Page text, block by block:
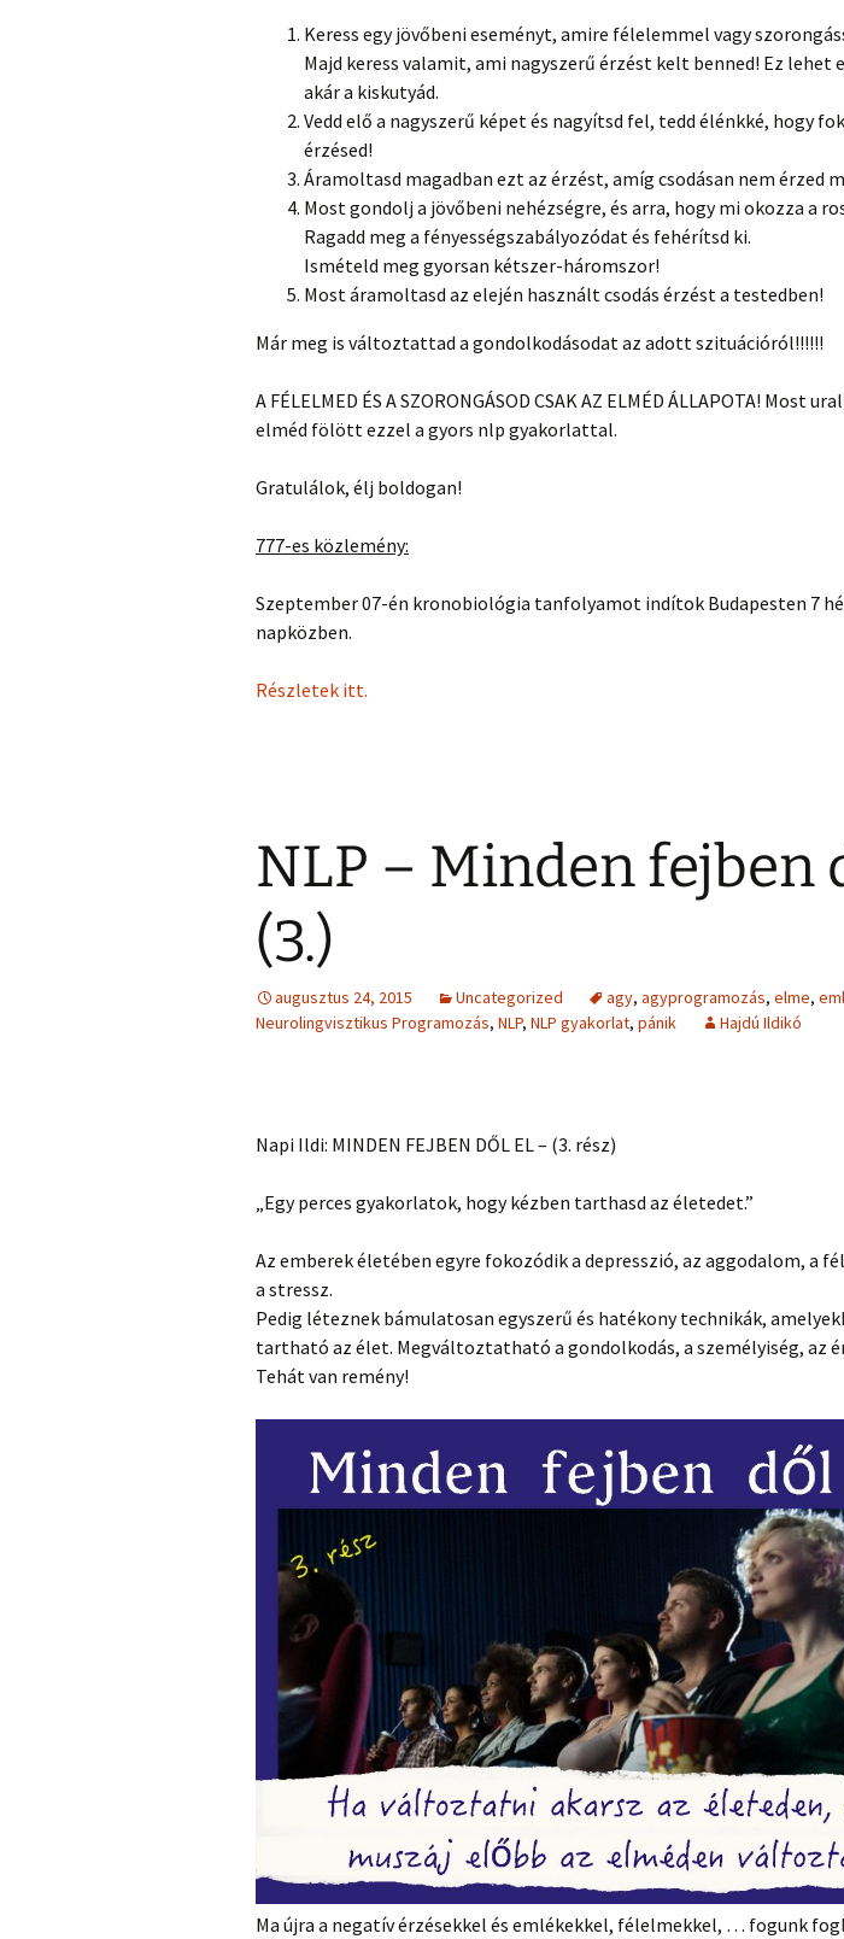
Keress egy jövőbeni eseményt, amire félelemmel vagy
Majd keress valamit, ami nagyszerű érzést kelt benned! Ez lehet
akár a kiskutyád.
Vedd elő a nagyszerű képet és nagyítsd fel, tedd élénkké, hogy
érzésed!
Áramoltasd magadban ezt az érzést, amíg csodásan nem érzed
Most gondolj a jövőbeni nehézségre, és arra, hogy mi okozza a
Ragadd meg a fényességszabályozódat és fehérítsd ki.
Ismételd meg gyorsan kétszer-háromszor!
Most áramoltasd az elején használt csodás érzést a testedben!
Már meg is változtattad a gondolkodásodat az adott szituációról!!!!!!
A FÉLELMED ÉS A SZORONGÁSOD CSAK AZ ELMÉD ÁLLAPOTA! Most
elméd fölött ezzel a gyors nlp gyakorlattal.
Gratulálok, élj boldogan!
777-es közlemény:
Szeptember 07-én kronobiológia tanfolyamot indítok Budapesten 7
napközben.
Részletek itt.
NLP – Minden fejben
(3.)
augusztus 24, 2015 Uncategorized agy, agyprogramozás, elme,
Neurolingvisztikus Programozás, NLP, NLP gyakorlat, pánik Hajdú Ildikó
Napi Ildi: MINDEN FEJBEN DŐL EL – (3. rész)
„Egy perces gyakorlatok, hogy kézben tarthasd az életedet.”
Az emberek életében egyre fokozódik a depresszió, az aggodalom, a
a stressz.
Pedig léteznek bámulatosan egyszerű és hatékony technikák,
tartható az élet. Megváltoztatható a gondolkodás, a személyiség, az
Tehát van remény!
Ma újra a negatív érzésekkel és emlékekkel, félelmekkel, … fogunk